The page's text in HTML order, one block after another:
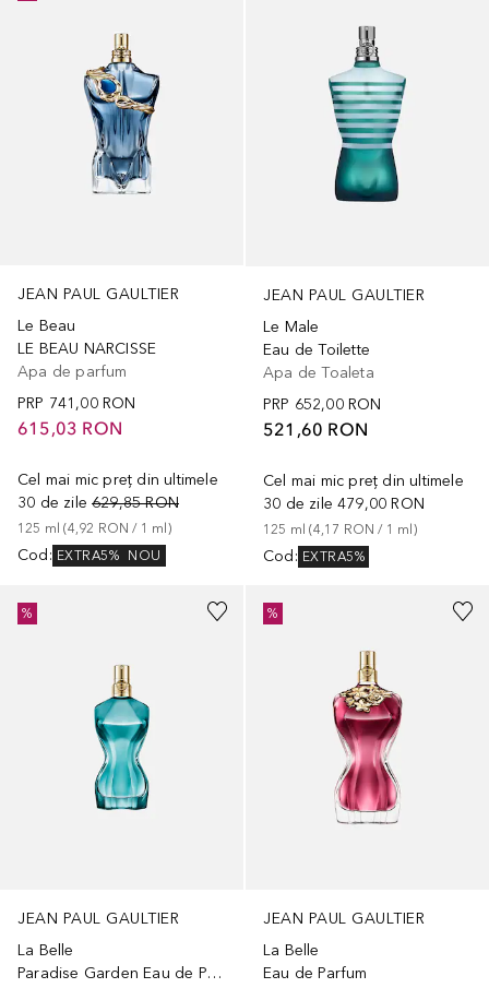
JEAN PAUL GAULTIER
Le Beau
LE BEAU NARCISSE
Apa de parfum
PRP 741,00 RON
615,03 RON
Cel mai mic preț din ultimele
30 de zile 629,85 RON
125 ml (4,92 RON / 1 ml )
Cod: EXTRA5% NOU
JEAN PAUL GAULTIER
Le Male
Eau de Toilette
Apa de Toaleta
PRP 652,00 RON
521,60 RON
Cel mai mic preț din ultimele
30 de zile 479,00 RON
125 ml (4,17 RON / 1 ml )
Cod : EXTRA5%
JEAN PAUL GAULTIER
La Belle
Paradise Garden Eau de Parfum
%
JEAN PAUL GAULTIER
La Belle
Eau de Parfum
%